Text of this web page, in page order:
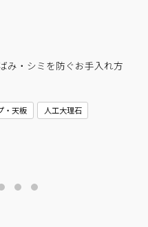
み・シミを防ぐお手入れ方
・天板
人工大理石